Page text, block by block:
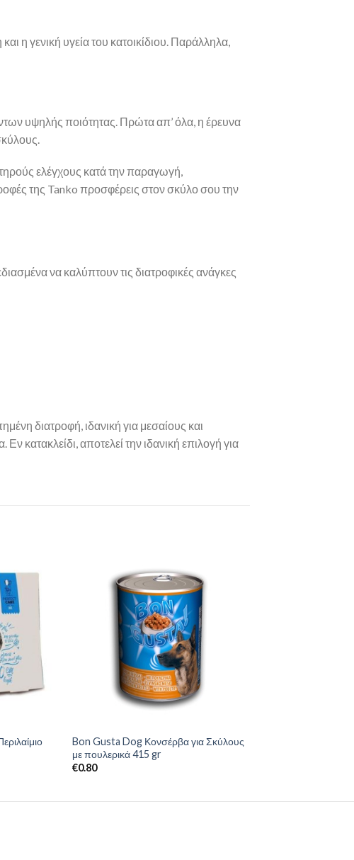
η γενική υγεία του κατοικίδιου. Παράλληλα,
υψηλής ποιότητας. Πρώτα απ’ όλα, η έρευνα
ελέγχους κατά την παραγωγή,
της Tanko προσφέρεις στον σκύλο σου την
να καλύπτουν τις διατροφικές ανάγκες
διατροφή, ιδανική για μεσαίους και
κατακλείδι, αποτελεί την ιδανική επιλογή για
Bon Gusta Dog Κονσέρβα για Σκύλους
με πουλερικά 415 gr
€0.80